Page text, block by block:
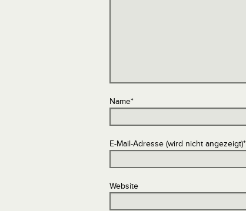
Name*
E-Mail-Adresse (wird nicht angezeigt)*
Website